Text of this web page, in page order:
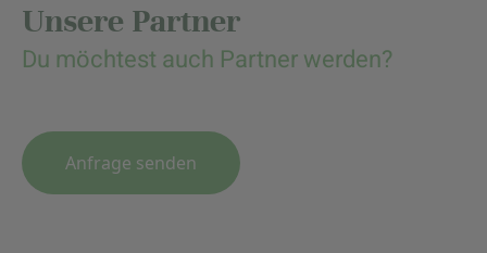
Unsere Partner
Du möchtest auch Partner werden?
Anfrage senden